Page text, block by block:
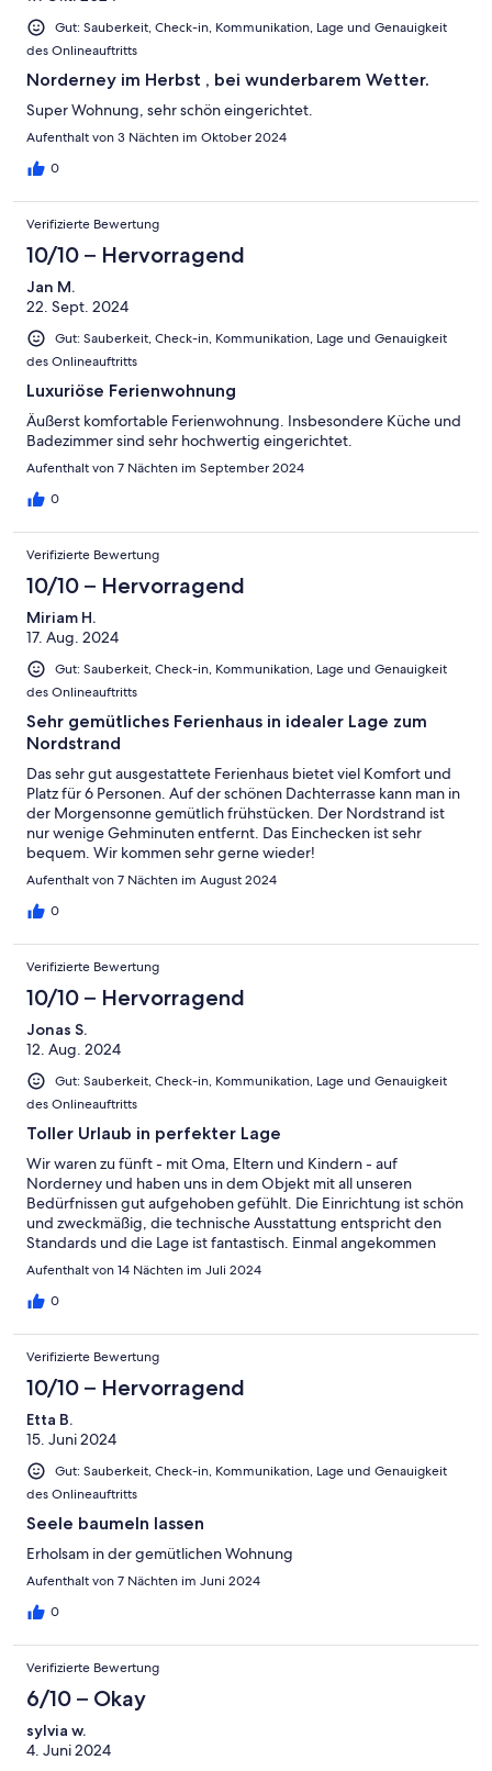
Gut: Sauberkeit, Check-in, Kommunikation, Lage und Genauigkeit
des Onlineauftritts
Norderney im Herbst , bei wunderbarem Wetter.
Super Wohnung, sehr schön eingerichtet.
Aufenthalt von 3 Nächten im Oktober 2024
0
Verifizierte Bewertung
10/10 – Hervorragend
Jan M.
22. Sept. 2024
Gut: Sauberkeit, Check-in, Kommunikation, Lage und Genauigkeit
des Onlineauftritts
Luxuriöse Ferienwohnung
Äußerst komfortable Ferienwohnung. Insbesondere Küche und
Badezimmer sind sehr hochwertig eingerichtet.
Aufenthalt von 7 Nächten im September 2024
0
Verifizierte Bewertung
10/10 – Hervorragend
Miriam H.
17. Aug. 2024
Gut: Sauberkeit, Check-in, Kommunikation, Lage und Genauigkeit
des Onlineauftritts
Sehr gemütliches Ferienhaus in idealer Lage zum
Nordstrand
Das sehr gut ausgestattete Ferienhaus bietet viel Komfort und
Platz für 6 Personen. Auf der schönen Dachterrasse kann man in
der Morgensonne gemütlich frühstücken. Der Nordstrand ist
nur wenige Gehminuten entfernt. Das Einchecken ist sehr
bequem. Wir kommen sehr gerne wieder!
Aufenthalt von 7 Nächten im August 2024
0
Verifizierte Bewertung
10/10 – Hervorragend
Jonas S.
12. Aug. 2024
Gut: Sauberkeit, Check-in, Kommunikation, Lage und Genauigkeit
des Onlineauftritts
Toller Urlaub in perfekter Lage
Wir waren zu fünft - mit Oma, Eltern und Kindern - auf
Norderney und haben uns in dem Objekt mit all unseren
Bedürfnissen gut aufgehoben gefühlt. Die Einrichtung ist schön
und zweckmäßig, die technische Ausstattung entspricht den
Standards und die Lage ist fantastisch. Einmal angekommen
kann die Erholung losgehen; am Strand, auf dem großzügigen
wir dabei alles vorgefunden, was wir benötigt haben.
Aufenthalt von 14 Nächten im Juli 2024
0
Verifizierte Bewertung
10/10 – Hervorragend
Etta B.
15. Juni 2024
Gut: Sauberkeit, Check-in, Kommunikation, Lage und Genauigkeit
des Onlineauftritts
Seele baumeln lassen
Erholsam in der gemütlichen Wohnung
Aufenthalt von 7 Nächten im Juni 2024
0
Verifizierte Bewertung
6/10 – Okay
sylvia w.
4. Juni 2024